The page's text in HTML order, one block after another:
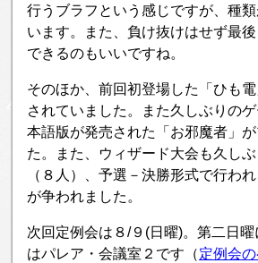
行うブラフという感じですが、種
います。また、負け抜けはせず最
できるのもいいですね。
そのほか、前回初登場した「ひも
されていました。また久しぶりの
本語版が発売された「お邪魔者」
た。また、ウィザード大会も久し
（８人）、予選－決勝形式で行わ
が争われました。
次回定例会は８/９(日曜)。第二日
はパレア・会議室２です（定例会